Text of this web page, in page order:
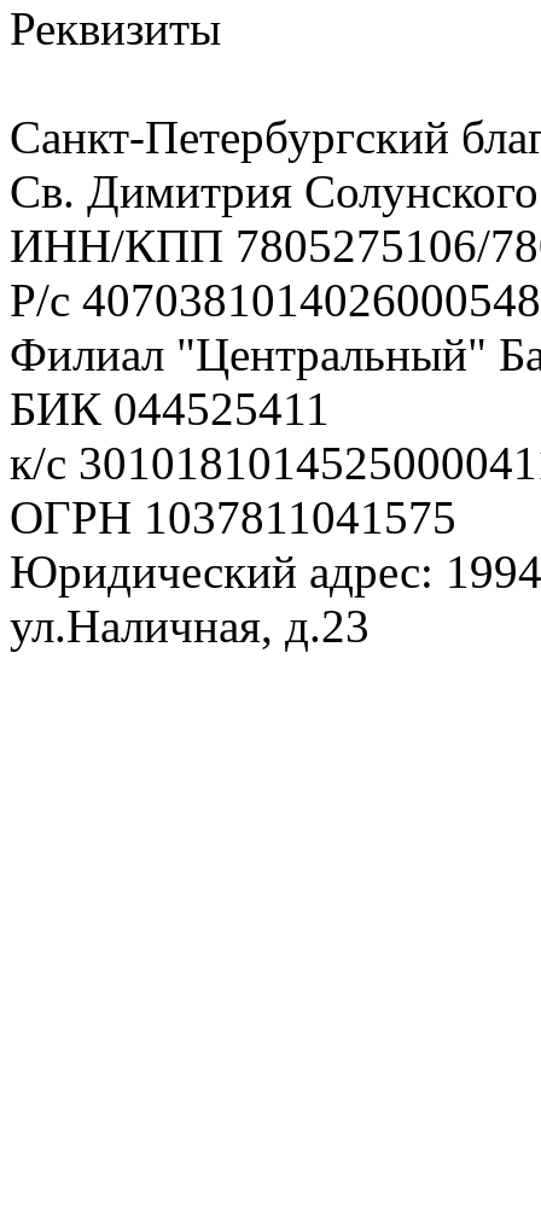
Реквизиты
Санкт-Петербургский
Св. Димитрия
ИНН/КПП 7805275106/
Р/с
Филиал "Центральный"
БИК 044525411
к/с
ОГРН 1037811041575
Юридический адрес:
ул.Наличная, д.23